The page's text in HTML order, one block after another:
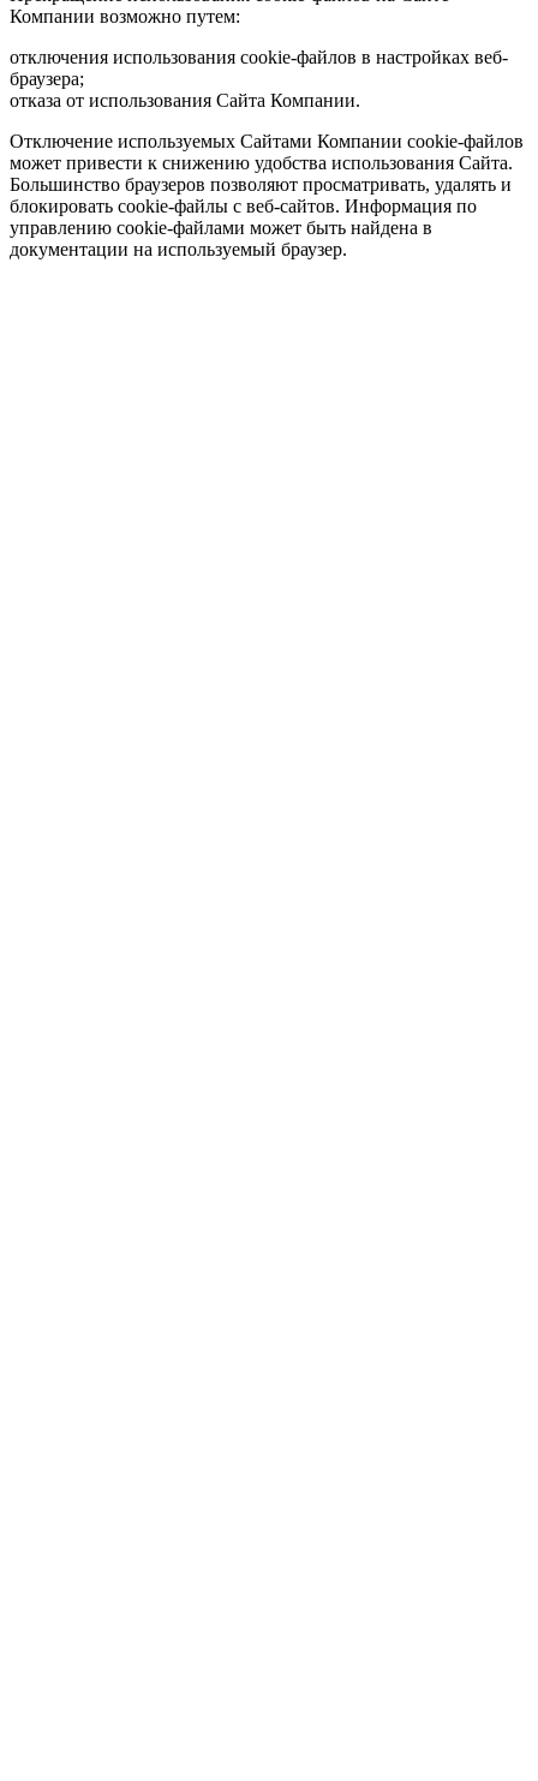
Компании возможно путем:
отключения использования cookie-файлов в настройках веб-
браузера;
отказа от использования Сайта Компании.
Отключение используемых Сайтами Компании cookie-файлов
может привести к снижению удобства использования Сайта.
Большинство браузеров позволяют просматривать, удалять и
блокировать cookie-файлы c веб-сайтов. Информация по
управлению cookie-файлами может быть найдена в
документации на используемый браузер.